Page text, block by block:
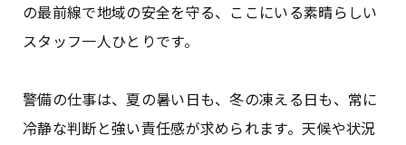
の最前線で地域の安全を守る、ここにいる素晴らしい
スタッフ一人ひとりです。
警備の仕事は、夏の暑い日も、冬の凍える日も、常に
冷静な判断と強い責任感が求められます。天候や状況